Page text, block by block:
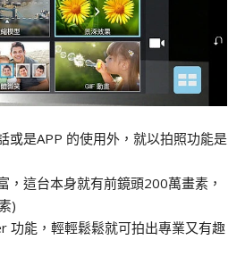
或是APP 的使用外，就以拍照功能是
，這台本身就有前鏡頭200萬畫素，
)
功能，輕輕鬆鬆就可拍出專業又有趣